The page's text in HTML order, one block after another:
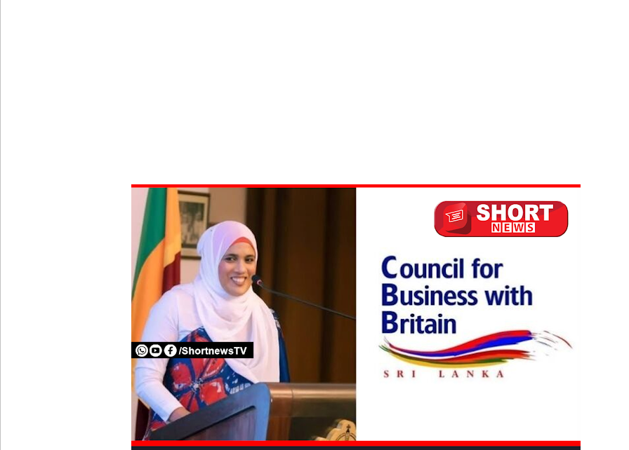
146 சட்டவிரோத சூதாட்ட இணையதளங்களை முடக்குமாறு உத்தரவு!